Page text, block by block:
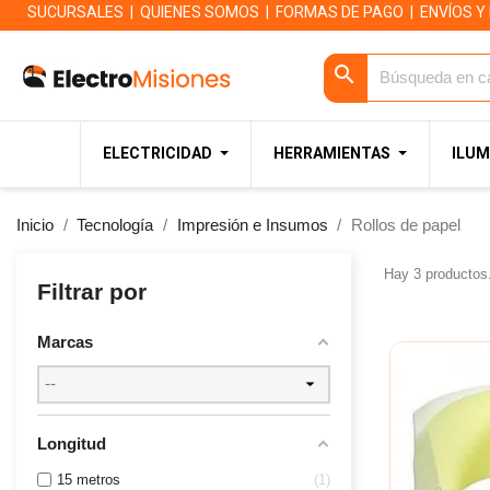
SUCURSALES QUIENES SOMOS FORMAS DE PAGO ENVÍOS
search
ELECTRICIDAD HERRAMIENTAS
Inicio Tecnología Impresión e Insumos Rollos de papel
Filtrar por
Marcas
Longitud
15 metros
1
Hay 3 productos.